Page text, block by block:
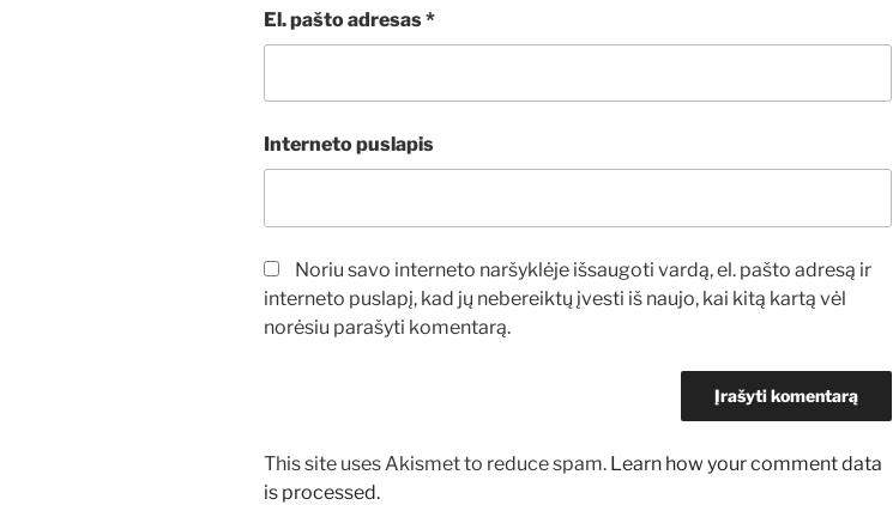
El. pašto adresas*
Interneto puslapis
Noriu savo interneto naršyklėje išsaugoti vardą, el. pašto adresą ir
interneto puslapį, kad jų nebereiktų įvesti iš naujo, kai kitą kartą vėl
norėsiu parašyti komentarą.
This site uses Akismet to reduce spam. Learn how your comment data
is processed.